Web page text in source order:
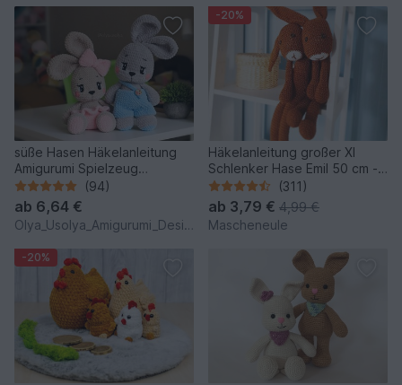
süße Hasen Häkelanleitung
Amigurumi Spielzeug
(Kaninchen) (94)
ab 6,64 €
Olya_Usolya_Amigurumi_Designer
-20%
Häkelanleitung großer Xl
Schlenker Hase Emil 50 cm -
Schlenkertier(311)
ab 3,79 € 4,99 €
Mascheneule
-20%